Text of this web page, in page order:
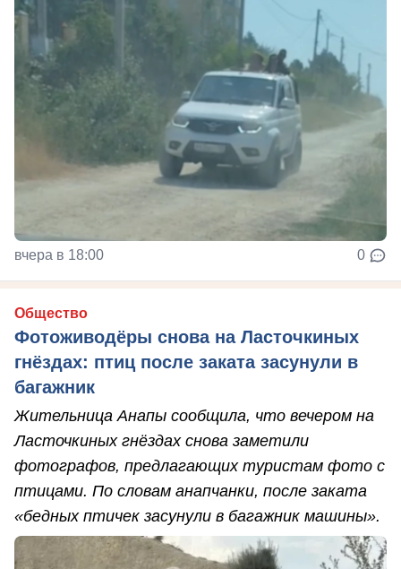
вчера в 18:00 0
Общество
Фотоживодёры снова на Ласточкиных
гнёздах: птиц после заката засунули в
багажник
Жительница Анапы сообщила, что вечером на
Ласточкиных гнёздах снова заметили
фотографов, предлагающих туристам фото с
птицами. По словам анапчанки, после заката
«бедных птичек засунули в багажник машины».